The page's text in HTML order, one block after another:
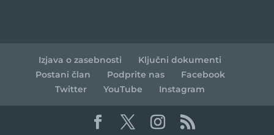
Izjava o zasebnosti
Ključni dokumenti
Postani član
Podprite nas
Facebook
Twitter
YouTube Instagram